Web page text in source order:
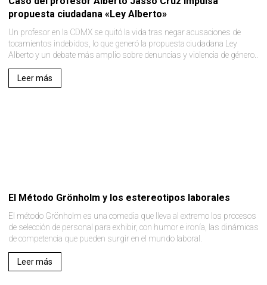
propuesta ciudadana «Ley Alberto»
Un profesor en la CDMX se quitó la vida tras negar acusaciones de
tocamientos indebidos, lo que generó la propuesta ciudadana Ley
Alberto y un debate más amplio sobre denuncias y violencia de género..
Leer más
El Método Grönholm y los estereotipos laborales
El método Grönholm es una comedia que lleva al extremo los procesos
de selección de personal para exhibir, con humor e ironía, las dinámicas
de competencia que pueden surgir en el mundo laboral.
Leer más